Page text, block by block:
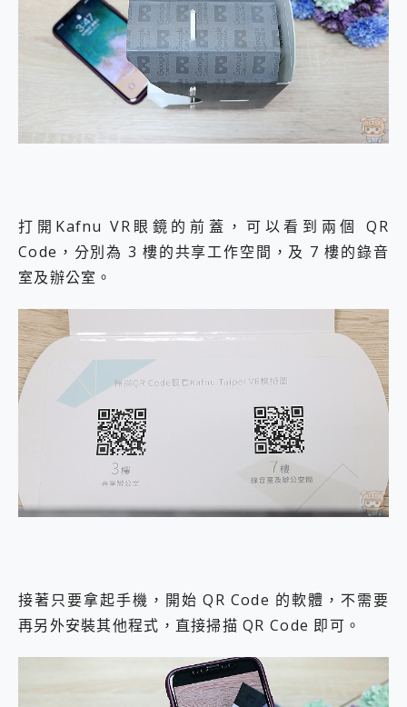
打開Kafnu VR眼鏡的前蓋，可以看到兩個 QR
Code，分別為 3 樓的共享工作空間，及 7 樓的錄音
室及辦公室。
接著只要拿起手機，開始 QR Code 的軟體，不需要
再另外安裝其他程式，直接掃描 QR Code 即可。